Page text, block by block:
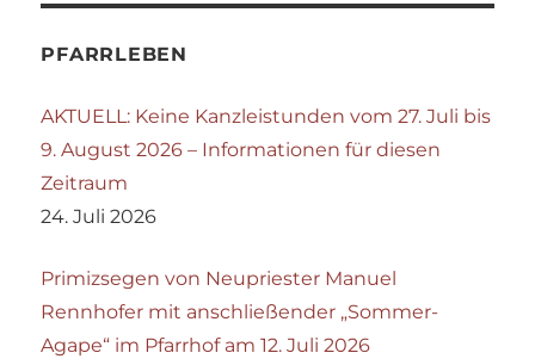
PFARRLEBEN
AKTUELL: Keine Kanzleistunden vom 27. Juli bis
9. August 2026 – Informationen für diesen
Zeitraum
24. Juli 2026
Primizsegen von Neupriester Manuel
Rennhofer mit anschließender „Sommer-
Agape“ im Pfarrhof am 12. Juli 2026